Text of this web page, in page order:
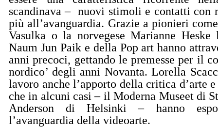
scandinava – nuovi stimoli e contatti con
più all’avanguardia. Grazie a pionieri
Vasulka o la norvegese Marianne
Naum Jun Paik e della Pop art hanno
anni precoci, gettando le premesse per il
nordico’ degli anni Novanta. Lorella
lavoro anche l’apporto della critica d’arte
che in alcuni casi – il Moderna Museet di
Anderson di Helsinki – hanno
l’avanguardia della videoarte.